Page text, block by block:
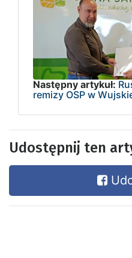
Następny artykuł:
remizy OSP w
Udostępnij ten